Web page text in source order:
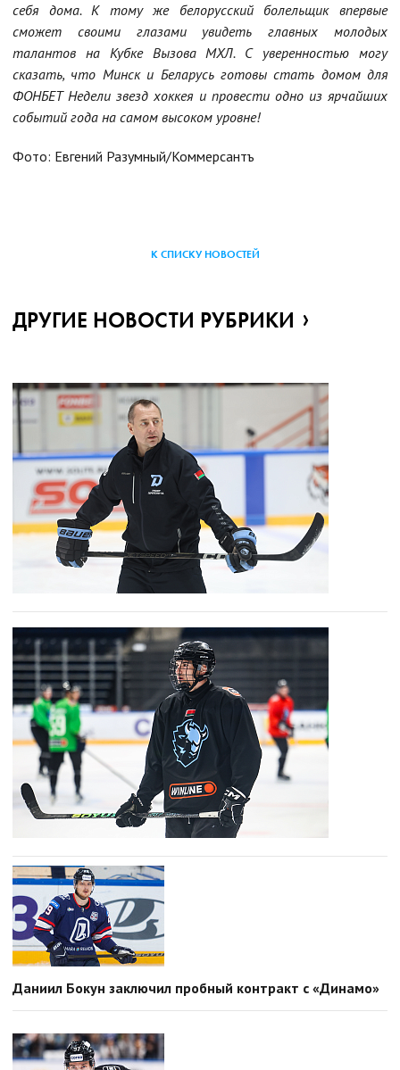
себя дома. К тому же белорусский болельщик впервые
сможет своими глазами увидеть главных молодых
талантов на Кубке Вызова МХЛ. С уверенностью могу
сказать, что Минск и Беларусь готовы стать домом для
ФОНБЕТ Недели звезд хоккея и провести одно из ярчайших
событий года на самом высоком уровне!
Фото: Евгений Разумный/Коммерсантъ
К СПИСКУ НОВОСТЕЙ
ДРУГИЕ НОВОСТИ РУБРИКИ
Даниил Бокун заключил пробный контракт с «Динамо»